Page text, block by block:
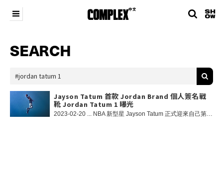
SEARCH
Jayson Tatum 首款 Jordan Brand 個人簽名戰
靴 Jordan Tatum 1 曝光
2023-02-20 ... NBA 新型星 Jayson Tatum 正式迎來自己第一雙簽名戰靴 Jordan Tatum 1。該鞋款是本賽季Jordan Brand實戰籃球系列中最輕的籃球鞋，特別為新一代球員而設計，誕生源於 Jayson Tatum 對球鞋貼合性的極高追求，採用輕量而堅固的 TPU 框架作為鞋身，並以泡棉包裹鞋身底部提升球鞋緩震能力；省去大部分腳趾與腳中掌位置的橡膠材料，進一步減輕球鞋重量，同時前掌搭載開放式 Zoom Air 大氣墊在快速移動時提供出眾的能量回饋，在兼顧穩定性的同時而不影響場地觸感；網狀針織鞋面堅固且輕盈，鞋領位置亦為腳踝提供有力支撐。最後 Jordan Brand 將充滿 Jayson Tatum 個人色彩的元素融入鞋款的配色設計中，如家鄉 St. Louis 、最愛喝的檸檬水，以及帶兒子去動物園遊覽的經歷等成為鞋款以及服飾產品的配色靈感。對於此鞋款的發佈，Jayson Tatum 也特別提到：「我希望人們穿上這雙鞋之後能與我相互連接，當我還是個孩子的時候，我會在球鞋店尋找我最喜愛的球星簽名鞋。當我看到或穿上鞋子的那一刻，我感覺在某種程度上與他們建立了心靈的連接，所以我也希望 Jordan Tatum 1 能夠成為我和我的球迷之間的橋樑，讓我們的距離變得更近一些。」 在 Instagram 查看這則貼文 Jayson Tatum🙏🏀（@jaytatum0）分享的貼文 毋庸置疑的天賦、對勝利的迫切追求，以及高壓下的蛻變，球場上的 Jayson Tatum 無疑是一位明星球員。而在場下，對家庭、社會的承諾和回饋，都讓他十分渴望為年輕一代特別是喜歡籃球的小朋友投入更多的心血，提供更多的支持和幫助。因此，Jordan Tatum 1 將推出包括成人、兒童在內的全尺寸產品，用對籃球運動的熱情去激勵和感染更多的人。Jordan Tatum 1 將於 4 月初以全尺寸形式發售，感興趣的朋友密切留意。